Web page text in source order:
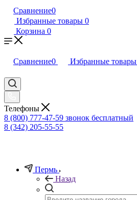
Сравнение0
Избранные товары 0
Корзина 0
Сравнение0 Избранные товары
Телефоны
8 (800) 777-47-59 звонок бесплатный
8 (342) 205-55-55
Пермь
Назад